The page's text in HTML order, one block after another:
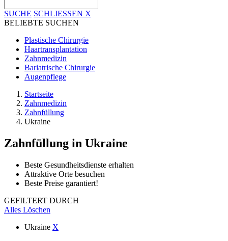
SUCHE SCHLIESSEN X
BELIEBTE SUCHEN
Plastische Chirurgie
Haartransplantation
Zahnmedizin
Bariatrische Chirurgie
Augenpflege
Startseite
Zahnmedizin
Zahnfüllung
Ukraine
Zahnfüllung in Ukraine
Beste Gesundheitsdienste erhalten
Attraktive Orte besuchen
Beste Preise garantiert!
GEFILTERT DURCH
Alles Löschen
Ukraine X